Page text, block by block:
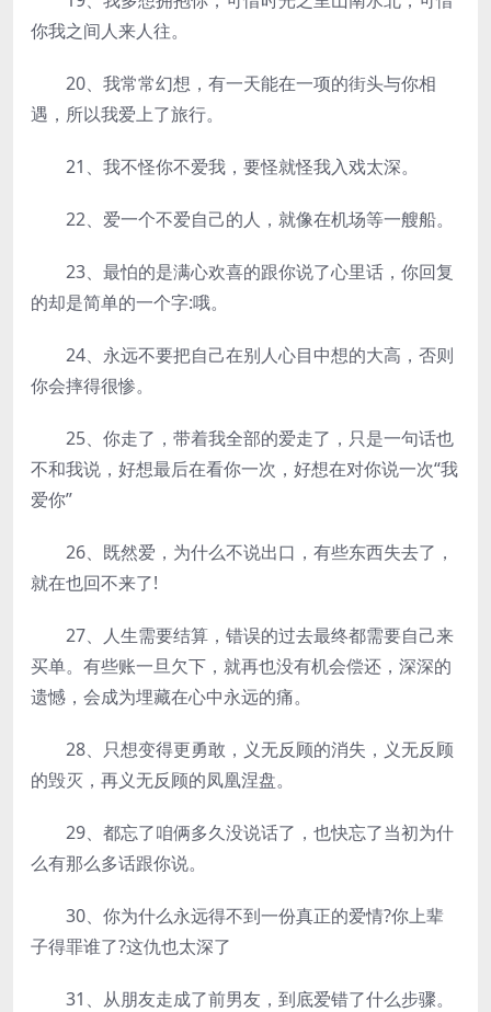
你我之间人来人往。
20、我常常幻想，有一天能在一项的街头与你相
遇，所以我爱上了旅行。
21、我不怪你不爱我，要怪就怪我入戏太深。
22、爱一个不爱自己的人，就像在机场等一艘船。
23、最怕的是满心欢喜的跟你说了心里话，你回复
的却是简单的一个字:哦。
24、永远不要把自己在别人心目中想的大高，否则
你会摔得很惨。
25、你走了，带着我全部的爱走了，只是一句话也
不和我说，好想最后在看你一次，好想在对你说一次“我
爱你”
26、既然爱，为什么不说出口，有些东西失去了，
就在也回不来了!
27、人生需要结算，错误的过去最终都需要自己来
买单。有些账一旦欠下，就再也没有机会偿还，深深的
遗憾，会成为埋藏在心中永远的痛。
28、只想变得更勇敢，义无反顾的消失，义无反顾
的毁灭，再义无反顾的凤凰涅盘。
29、都忘了咱俩多久没说话了，也快忘了当初为什
么有那么多话跟你说。
30、你为什么永远得不到一份真正的爱情?你上辈
子得罪谁了?这仇也太深了
31、从朋友走成了前男友，到底爱错了什么步骤。